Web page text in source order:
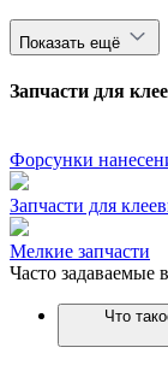
Показать ещё
Запчасти для
Форсунки
Запчасти для
Мелкие запчасти
Часто задаваемые
Что